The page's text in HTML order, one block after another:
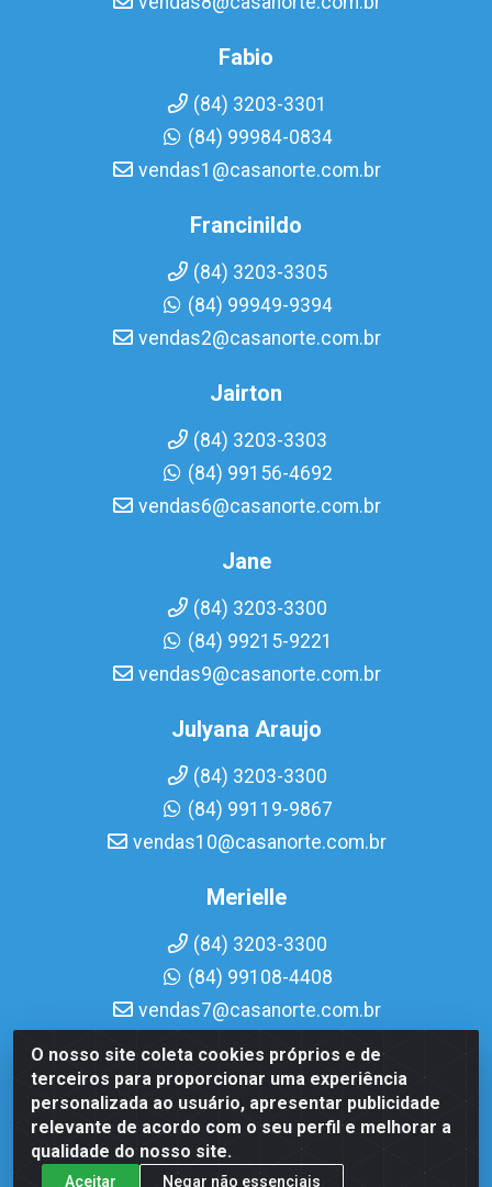
O nosso site coleta cookies próprios e de
terceiros para proporcionar uma experiência
personalizada ao usuário, apresentar publicidade
relevante de acordo com o seu perfil e melhorar a
qualidade do nosso site.
Aceitar Negar não essenciais
Fabio
(84) 3203-3301
(84) 99984-0834
vendas1@casanorte.com.br
Francinildo
(84) 3203-3305
(84) 99949-9394
vendas2@casanorte.com.br
Jairton
(84) 3203-3303
(84) 99156-4692
vendas6@casanorte.com.br
Jane
(84) 3203-3300
(84) 99215-9221
vendas9@casanorte.com.br
Julyana Araujo
(84) 3203-3300
(84) 99119-9867
vendas10@casanorte.com.br
Merielle
(84) 3203-3300
(84) 99108-4408
vendas7@casanorte.com.br
Casa Norte LTDA - Av. Interventor Mário Câmara, 1815 -
Dix-Sept Rosado, Natal/RN - CEP 59054-600 - CNPJ
08.713.513/0001-51